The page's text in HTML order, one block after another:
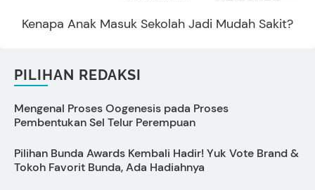
Kenapa Anak Masuk Sekolah Jadi Mudah Sakit?
PILIHAN REDAKSI
Mengenal Proses Oogenesis pada Proses
Pembentukan Sel Telur Perempuan
Pilihan Bunda Awards Kembali Hadir! Yuk Vote Brand &
Tokoh Favorit Bunda, Ada Hadiahnya